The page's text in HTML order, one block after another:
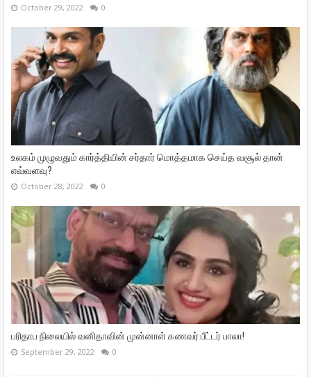
October 29, 2022 0
உலகம் முழுவதும் கார்த்தியின் சர்தார் மொத்தமாக செய்த வசூல் தான்
எவ்வளவு?
October 28, 2022 0
பரிதாப நிலையில் வனிதாவின் முன்னாள் கணவர் பீட்டர் பாலா!
September 29, 2022 0